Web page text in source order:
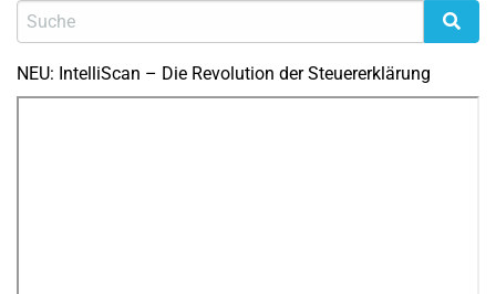
NEU: IntelliScan – Die Revolution der Steuererklärung